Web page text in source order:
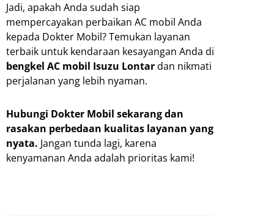
Jadi, apakah Anda sudah siap
mempercayakan perbaikan AC mobil Anda
kepada Dokter Mobil? Temukan layanan
terbaik untuk kendaraan kesayangan Anda di
bengkel AC mobil Isuzu Lontardan nikmati
perjalanan yang lebih nyaman.
Hubungi Dokter Mobil sekarang dan
rasakan perbedaan kualitas layanan yang
nyata. Jangan tunda lagi, karena
kenyamanan Anda adalah prioritas kami!